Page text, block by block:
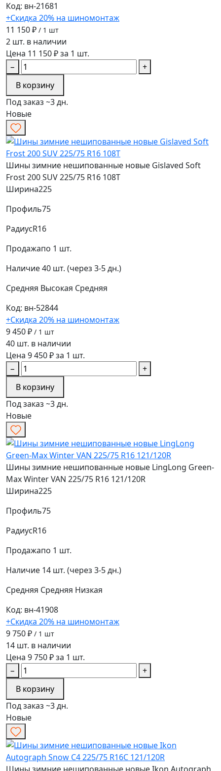
Код: вн-21681
+Скидка 20% на шиномонтаж
11 150 ₽ / 1 шт
2 шт. в наличии
Цена 11 150 ₽ за 1 шт.
−
+
В корзину
Под заказ ~3 дн.
Новые
Шины зимние нешипованные новые Gislaved Soft
Frost 200 SUV 225/75 R16 108T
Ширина225
Профиль75
РадиусR16
Продажапо 1 шт.
Наличие40 шт. (через 3-5 дн.)
Средняя Высокая Средняя
Код: вн-52844
+Скидка 20% на шиномонтаж
9 450 ₽ / 1 шт
40 шт. в наличии
Цена 9 450 ₽ за 1 шт.
−
+
В корзину
Под заказ ~3 дн.
Новые
Шины зимние нешипованные новые LingLong Green-
Max Winter VAN 225/75 R16 121/120R
Ширина225
Профиль75
РадиусR16
Продажапо 1 шт.
Наличие 14 шт. (через 3-5 дн.)
Средняя Средняя Низкая
Код: вн-41908
+Скидка 20% на шиномонтаж
9 750 ₽ / 1 шт
14 шт. в наличии
Цена 9 750 ₽ за 1 шт.
−
+
В корзину
Под заказ ~3 дн.
Новые